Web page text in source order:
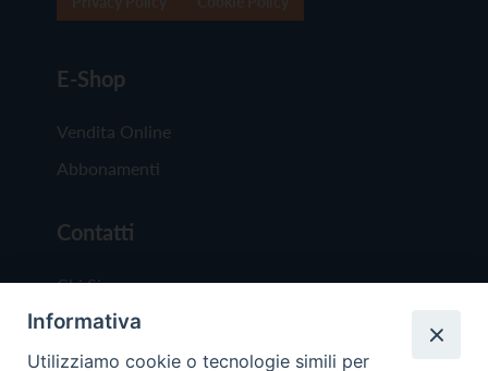
E-Shop
Vendita Online
Abbonamenti
Contatti
Chi Siamo
Redazione
Scrivici
Informativa
Utilizziamo cookie o tecnologie simili per